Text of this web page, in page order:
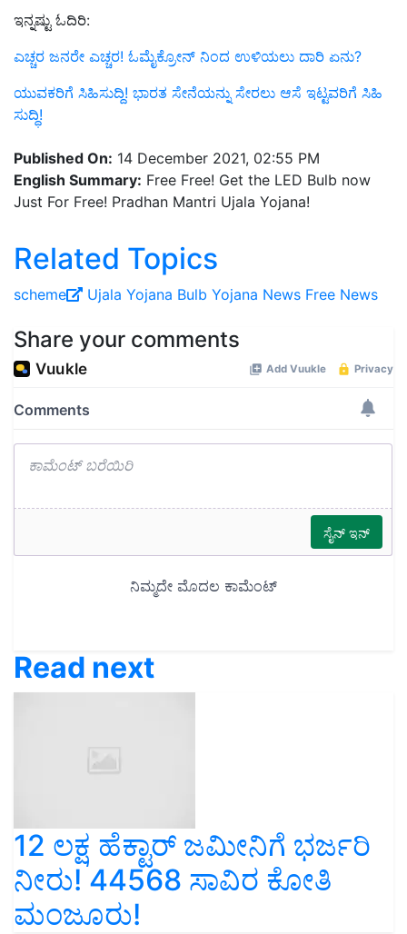
ಇನ್ನಷ್ಟು ಓದಿರಿ:
ಎಚ್ಚರ ಜನರೇ ಎಚ್ಚರ! ಓಮೈಕ್ರೋನ್ ನಿಂದ ಉಳಿಯಲು ದಾರಿ ಏನು?
ಯುವಕರಿಗೆ ಸಿಹಿಸುದ್ದಿ! ಭಾರತ ಸೇನೆಯನ್ನು ಸೇರಲು ಆಸೆ ಇಟ್ಟವರಿಗೆ ಸಿಹಿ
ಸುದ್ಧಿ!
Published On: 14 December 2021, 02:55 PM
English Summary: Free Free! Get the LED Bulb now
Just For Free! Pradhan Mantri Ujala Yojana!
Related Topics
scheme Ujala Yojana Bulb Yojana News Free News
Share your comments
Read next
12 ಲಕ್ಷ ಹೆಕ್ಟಾರ್ ಜಮೀನಿಗೆ ಭರ್ಜರಿ
ನೀರು! 44568 ಸಾವಿರ ಕೋತಿ
ಮಂಜೂರು!